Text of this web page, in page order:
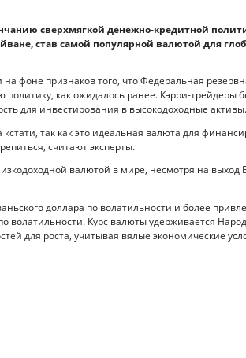
сверхмягкой денежно-кредитной
став самой популярной валютой для
на фоне признаков того, что Федеральная
как ожидалось ранее. Кэрри-трейдеры
для инвестирования в высокодоходные активы.
так как это идеальная валюта для
считают эксперты.
валютой в мире, несмотря на выход
доллара по волатильности и более
волатильности. Курс валюты удерживается
для роста, учитывая вялые экономические